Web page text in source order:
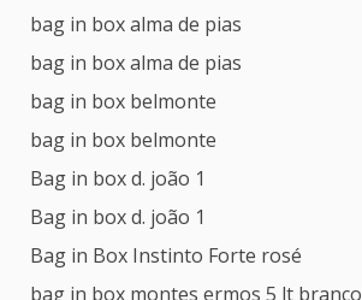
bag in box alma de pias
bag in box alma de pias
bag in box belmonte
bag in box belmonte
Bag in box d. joão 1
Bag in box d. joão 1
Bag in Box Instinto Forte rosé
bag in box montes ermos 5 lt branco